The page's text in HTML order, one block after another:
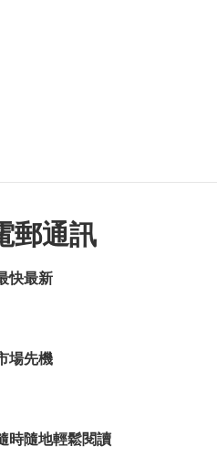
郵通訊
快最新
場先機
時隨地輕鬆閱讀